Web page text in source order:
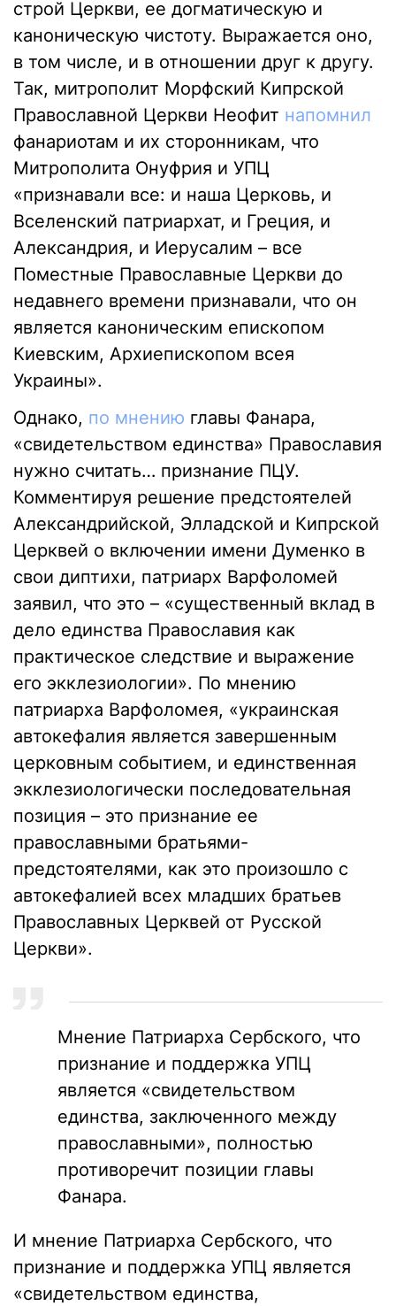
строй Церкви, ее догматическую и
каноническую чистоту. Выражается оно,
в том числе, и в отношении друг к другу.
Так, митрополит Морфский Кипрской
Православной Церкви Неофит напомнил
фанариотам и их сторонникам, что
Митрополита Онуфрия и УПЦ
«признавали все: и наша Церковь, и
Вселенский патриархат, и Греция, и
Александрия, и Иерусалим – все
Поместные Православные Церкви до
недавнего времени признавали, что он
является каноническим епископом
Киевским, Архиепископом всея
Украины».
Однако, по мнению главы Фанара,
«свидетельством единства» Православия
нужно считать… признание ПЦУ.
Комментируя решение предстоятелей
Александрийской, Элладской и Кипрской
Церквей о включении имени Думенко в
свои диптихи, патриарх Варфоломей
заявил, что это – «существенный вклад в
дело единства Православия как
практическое следствие и выражение
его экклезиологии». По мнению
патриарха Варфоломея, «украинская
автокефалия является завершенным
церковным событием, и единственная
экклезиологически последовательная
позиция – это признание ее
православными братьями-
предстоятелями, как это произошло с
автокефалией всех младших братьев
Православных Церквей от Русской
Церкви».
Мнение Патриарха Сербского, что
признание и поддержка УПЦ
является «свидетельством
единства, заключенного между
православными», полностью
противоречит позиции главы
Фанара.
И мнение Патриарха Сербского, что
признание и поддержка УПЦ является
«свидетельством единства,